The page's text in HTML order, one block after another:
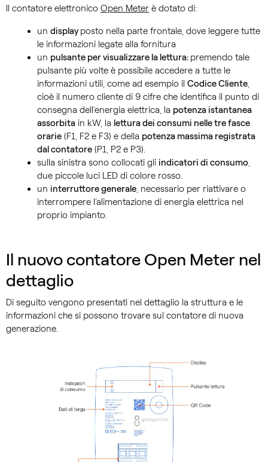
Il contatore elettronico Open Meter è dotato di:
un display posto nella parte frontale, dove leggere tutte
le informazioni legate alla fornitura
un pulsante per visualizzare la lettura: premendo tale
pulsante più volte è possibile accedere a tutte le
informazioni utili, come ad esempio il Codice Cliente,
cioè il numero cliente di 9 cifre che identifica il punto di
consegna dell’energia elettrica, la potenza istantanea
assorbita in kW, la lettura dei consumi nelle tre fasce
orarie (F1, F2 e F3) e della potenza massima registrata
dal contatore (P1, P2 e P3).
sulla sinistra sono collocati gli indicatori di consumo,
due piccole luci LED di colore rosso.
un interruttore generale, necessario per riattivare o
interrompere l’alimentazione di energia elettrica nel
proprio impianto.
Il nuovo contatore Open Meter nel
dettaglio
Di seguito vengono presentati nel dettaglio la struttura e le
informazioni che si possono trovare sul contatore di nuova
generazione.